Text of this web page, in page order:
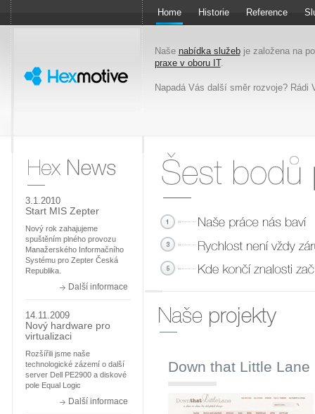
Home Historie Reference
Naše nabídka služebje založena na
praxe v oboru IT.
Napadá Vás další směr rozvoje? Rádi
Hex News
3.1.2010
Start MIS Zepter
Nový rok zahajujeme
spuštěním plného provozu
Manažerského Informačního
Systému pro Zepter Česká
Republika.
Další informace
14.11.2009
Nový hardware pro
virtualizaci
Rozšířili jsme naše
technologické zázemí o další
server Dell PE2900 a diskové
pole Equal Logic
Další informace
Six points for
we enjoy our work
where knowledge ends, desire for
Naše projeky
Down that Little Lane